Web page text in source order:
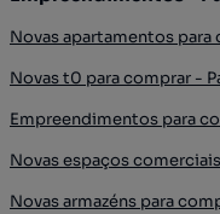
Novas apartamentos
Novas t0 para comprar -
Empreendimentos para
Novas espaços
Novas armazéns para